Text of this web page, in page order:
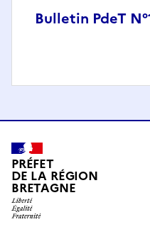
Bulletin PdeT
PRÉFET
DE LA RÉGION
BRETAGNE